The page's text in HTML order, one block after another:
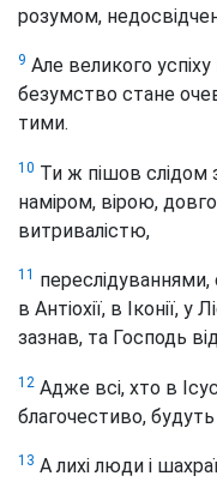
розумом,
9 Але великого
безумство стане
тими.
10 Ти ж пішов слідом
наміром, вірою,
витривалістю,
11
в Антіохії, в Іконії,
зазнав, та Господь
12 Адже всі, хто в
благочестиво, будуть
13 А лихі люди і